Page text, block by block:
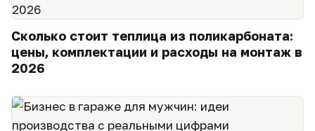
Сколько стоит теплица из поликарбоната:
цены, комплектации и расходы на монтаж в
2026